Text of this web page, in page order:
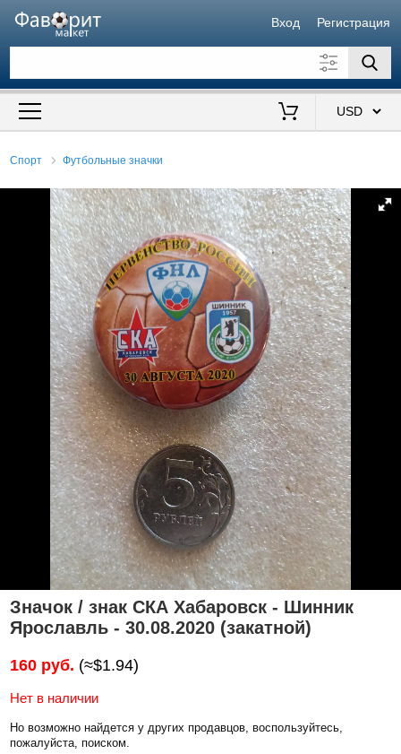
Вход Регистрация
Искать также в описании
Спорт Футбольные значки
Значок / знак СКА Хабаровск - Шинник
Ярославль - 30.08.2020 (закатной)
160 руб. (≈$1.94)
Нет в наличии
Но возможно найдется у других продавцов, воспользуйтесь,
пожалуйста, поиском.